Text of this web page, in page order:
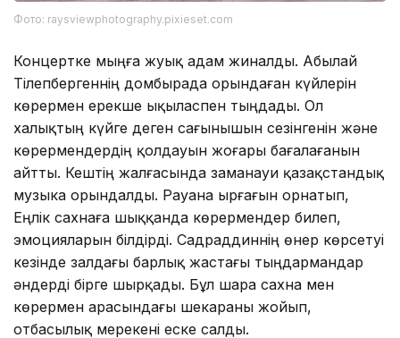
Фото: raysviewphotography.pixieset.com
Концертке мыңға жуық адам жиналды. Абылай
Тілепбергеннің домбырада орындаған күйлерін
көрермен ерекше ықыласпен тыңдады. Ол
халықтың күйге деген сағынышын сезінгенін және
көрермендердің қолдауын жоғары бағалағанын
айтты. Кештің жалғасында заманауи қазақстандық
музыка орындалды. Рауана ырғағын орнатып,
Еңлік сахнаға шыққанда көрермендер билеп,
эмоцияларын білдірді. Садраддиннің өнер көрсетуі
кезінде залдағы барлық жастағы тыңдармандар
әндерді бірге шырқады. Бұл шара сахна мен
көрермен арасындағы шекараны жойып,
отбасылық мерекені еске салды.